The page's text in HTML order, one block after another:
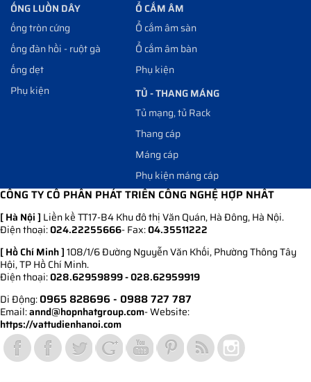
ỐNG LUỒN DÂY
ống tròn cứng
ống đàn hồi - ruột gà
ống dẹt
Phụ kiện
Ổ CẮM ÂM
Ổ cắm âm sàn
Ổ cắm âm bàn
Phụ kiện
TỦ - THANG MÁNG
Tủ mạng, tủ Rack
Thang cáp
Máng cáp
Phụ kiện máng cáp
CÔNG TY CỔ PHẦN PHÁT TRIỂN CÔNG NGHỆ HỢP NHẤT
[ Hà Nội ] Liền kề TT17-B4 Khu đô thị Văn Quán, Hà Đông, Hà Nội.
Điện thoại:024.22255666- Fax:04.35511222
[ Hồ Chí Minh ]108/1/6 Đường Nguyễn Văn Khối, Phường Thông Tây
Hội, TP Hồ Chí Minh.
Điện thoại:028.62959899 - 028.62959919
Di Động:0965 828696 - 0988 727 787
Email:annd@hopnhatgroup.com- Website:
https://vattudienhanoi.com